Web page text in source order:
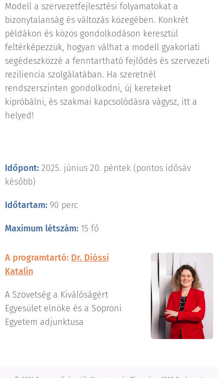
Modell a szervezetfejlesztési folyamatokat a
bizonytalanság és változás közegében. Konkrét
példákon és közös gondolkodáson keresztül
feltérképezzük, hogyan válhat a modell gyakorlati
segédeszközzé a fenntartható fejlődés és szervezeti
reziliencia szolgálatában. Ha szeretnél
rendszerszinten gondolkodni, új kereteket
kipróbálni, és szakmai kapcsolódásra vágysz, itt a
helyed!
Időpont: 2025. június 20. péntek (pontos idősáv
később)
Időtartam: 90 perc
Maximum létszám: 15 fő
A programtartó: Dr. Dióssi
Katalin
A Szövetség a Kiválóságért
Egyesület elnöke és a Soproni
Egyetem adjunktusa